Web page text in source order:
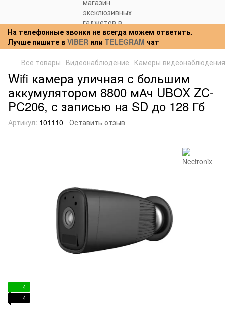
На телефонные звонки не всегда можем ответить.
Лучше пишите в VIBER или TELEGRAM чат
Все товары Видеонаблюдение Камеры видеонаблюдения
Wifi камера уличная с большим
аккумулятором 8800 мАч UBOX ZC-
PC206, с записью на SD до 128 Гб
Артикул: 101110 Оставить отзыв
4
4